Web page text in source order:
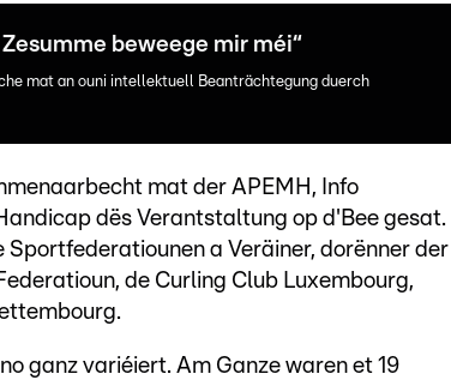
beweege mir méi“
mat an ouni intellektuell Beanträchtegung duerch
mat der APEMH, Info
dës Verantstaltung op d'Bee gesat.
a Veräiner, dorënner der
de Curling Club Luxembourg,
ganz variéiert. Am Ganze waren et 19